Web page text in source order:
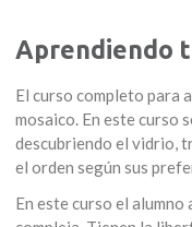
Aprendiendo
El curso completo para
mosaico. En este curso
descubriendo el vidrio,
el orden según sus
En este curso el alumno